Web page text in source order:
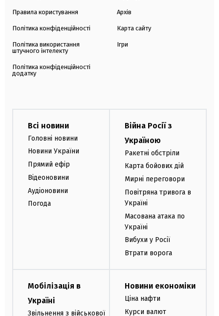
Правила користування
Політика конфіденційності
Політика використання
штучного інтелекту
Політика конфіденційності
додатку
Архів
Карта сайту
Ігри
Всі новини
Головні новини
Новини України
Прямий ефір
Відеоновини
Аудіоновини
Погода
Війна Росії з
Україною
Ракетні обстріли
Карта бойових дій
Мирні переговори
Повітряна тривога в
Україні
Масована атака по
Україні
Вибухи у Росії
Втрати ворога
Мобілізація в
Україні
Звільнення з військової
Новини економіки
Ціна нафти
Курси валют